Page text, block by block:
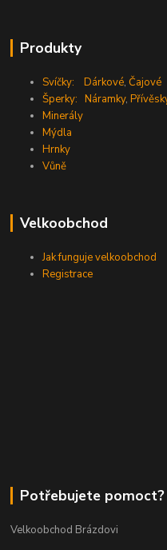
Produkty
Svíčky: Dárkové,Čajové
Šperky: Náramky,
Minerály
Mýdla
Hrnky
Vůně
Velkoobchod
Jak funguje velkoobchod
Registrace
Potřebujete
Velkoobchod Brázdovi